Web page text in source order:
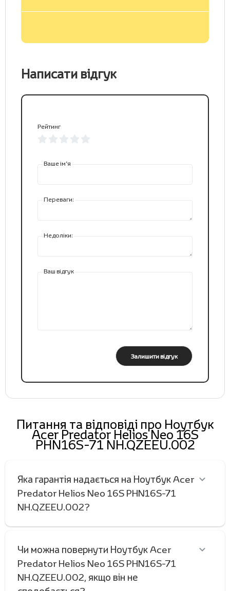
Написати відгук
Рейтинг
Ваше ім’я
Переваги:
Недоліки:
Ваш відгук
Залишити відгук
Питання та відповіді про Ноутбук
Acer Predator Helios Neo 16S
PHN16S-71 NH.QZEEU.002
Яка гарантія надається на Ноутбук Acer
Predator Helios Neo 16S PHN16S-71
NH.QZEEU.002?
Чи можна повернути Ноутбук Acer
Predator Helios Neo 16S PHN16S-71
NH.QZEEU.002, якщо він не